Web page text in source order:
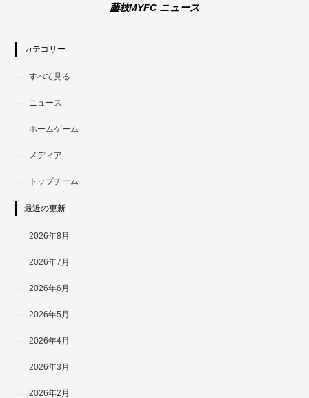
藤枝MYFC ニュース
カテゴリー
すべて見る
ニュース
ホームゲーム
メディア
トップチーム
最近の更新
2026年8月
2026年7月
2026年6月
2026年5月
2026年4月
2026年3月
2026年2月